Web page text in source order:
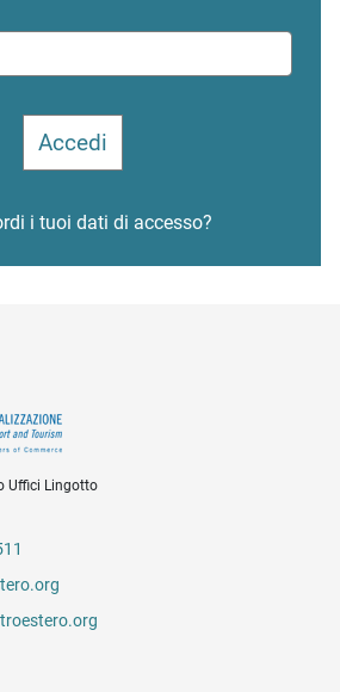
i tuoi dati di accesso?
Uffici Lingotto